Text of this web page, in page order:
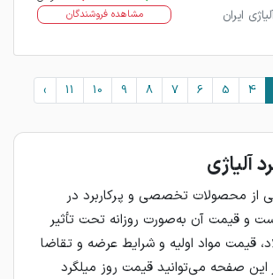
مشاهده فروشندگان
4
5
6
7
8
9
10
11
›
آلیاژی
از محصولات تخصصی و پرکاربرد در
و قیمت آن به‌صورت روزانه تحت تأثیر
قیمت مواد اولیه و شرایط عرضه و تقاضا
این صفحه می‌توانید قیمت روز میلگرد